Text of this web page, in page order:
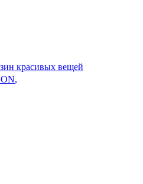
красивых вещей
,